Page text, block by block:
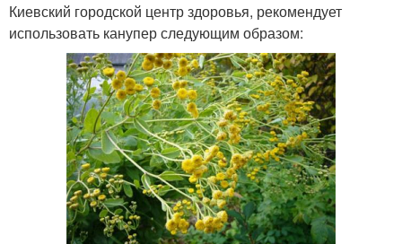
Киевский городской центр здоровья, рекомендует
использовать канупер следующим образом: